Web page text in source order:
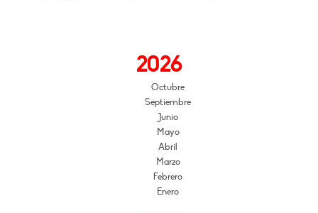
2026
Octubre
Septiembre
Junio
Mayo
Abril
Marzo
Febrero
Enero